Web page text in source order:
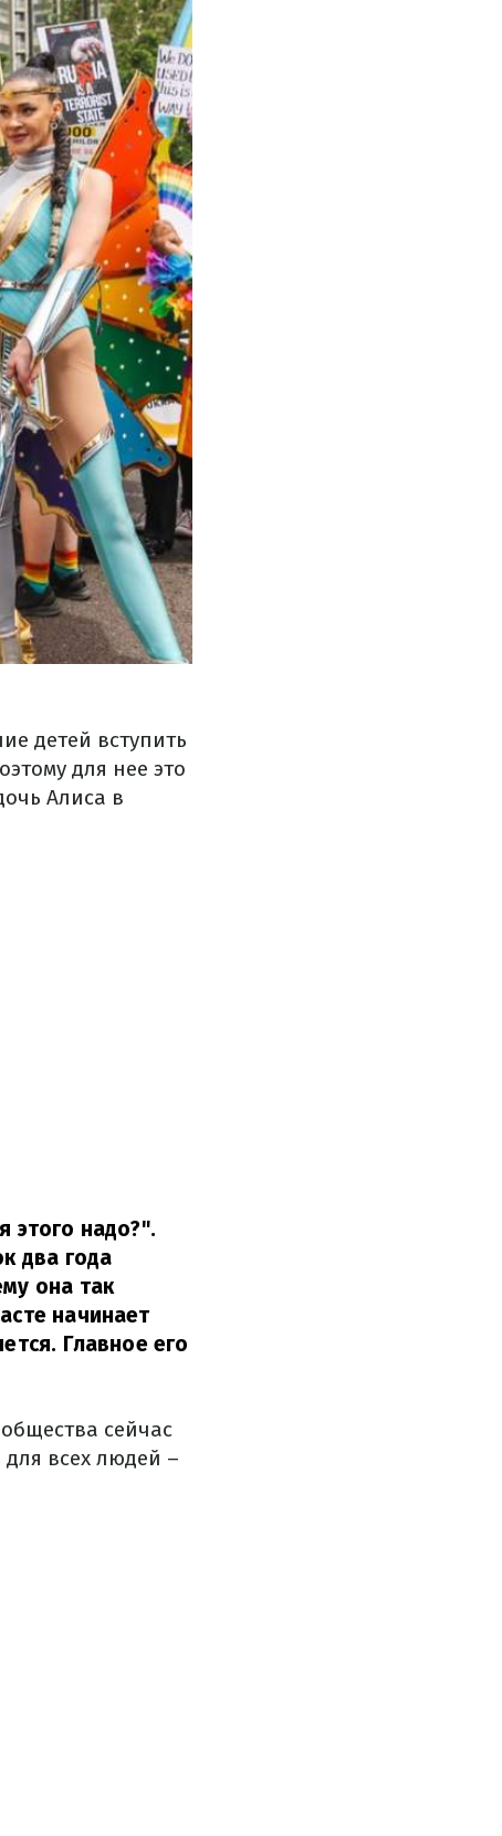
детей вступить
для нее это
Алиса в
этого надо?".
два года
она так
начинает
Главное его
сейчас
всех людей –